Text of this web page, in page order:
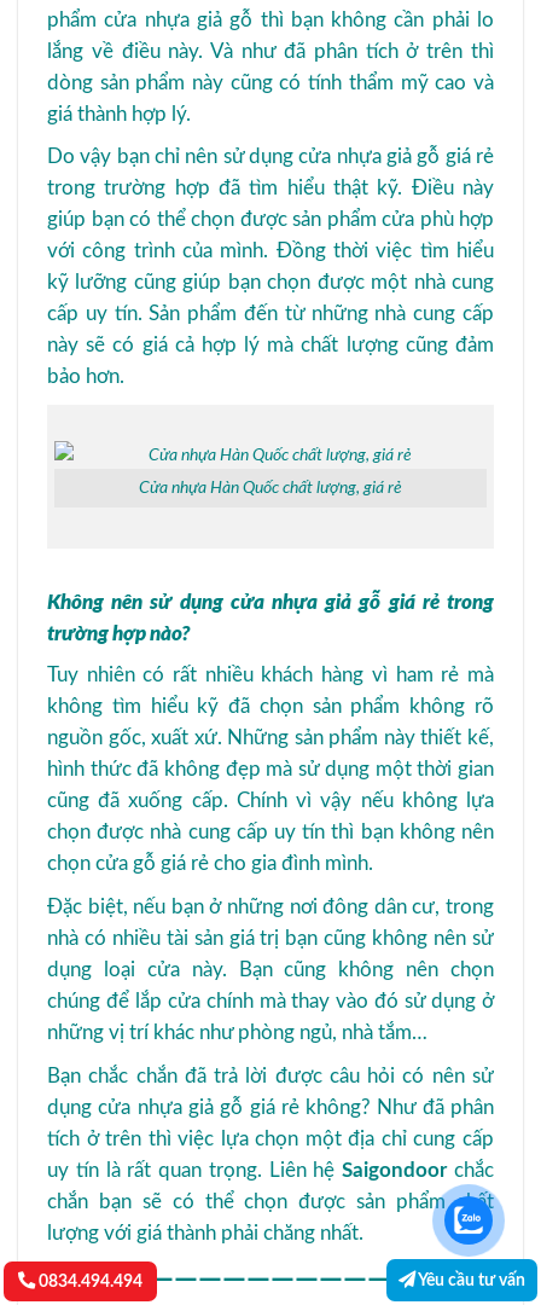
phẩm cửa nhựa giả gỗ thì bạn không cần phải lo
lắng về điều này. Và như đã phân tích ở trên thì
dòng sản phẩm này cũng có tính thẩm mỹ cao và
giá thành hợp lý.
Do vậy bạn chỉ nên sử dụng cửa nhựa giả gỗ giá rẻ
trong trường hợp đã tìm hiểu thật kỹ. Điều này
giúp bạn có thể chọn được sản phẩm cửa phù hợp
với công trình của mình. Đồng thời việc tìm hiểu
kỹ lưỡng cũng giúp bạn chọn được một nhà cung
cấp uy tín. Sản phẩm đến từ những nhà cung cấp
này sẽ có giá cả hợp lý mà chất lượng cũng đảm
bảo hơn.
Cửa nhựa Hàn Quốc chất lượng, giá rẻ
Không nên sử dụng cửa nhựa giả gỗ giá rẻ trong
trường hợp nào?
Tuy nhiên có rất nhiều khách hàng vì ham rẻ mà
không tìm hiểu kỹ đã chọn sản phẩm không rõ
nguồn gốc, xuất xứ. Những sản phẩm này thiết kế,
hình thức đã không đẹp mà sử dụng một thời gian
cũng đã xuống cấp. Chính vì vậy nếu không lựa
chọn được nhà cung cấp uy tín thì bạn không nên
chọn cửa gỗ giá rẻ cho gia đình mình.
Đặc biệt, nếu bạn ở những nơi đông dân cư, trong
nhà có nhiều tài sản giá trị bạn cũng không nên sử
dụng loại cửa này. Bạn cũng không nên chọn
chúng để lắp cửa chính mà thay vào đó sử dụng ở
những vị trí khác như phòng ngủ, nhà tắm…
Bạn chắc chắn đã trả lời được câu hỏi có nên sử
dụng cửa nhựa giả gỗ giá rẻ không? Như đã phân
tích ở trên thì việc lựa chọn một địa chỉ cung cấp
uy tín là rất quan trọng. Liên hệSaigondoorchắc
chắn bạn sẽ có thể chọn được sản phẩm chất
lượng với giá thành phải chăng nhất.
————————————
0834.494.494 Yêu cầu tư vấn